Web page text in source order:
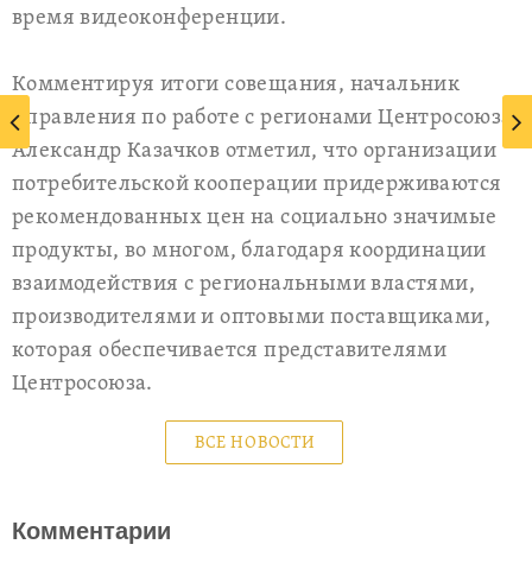
время видеоконференции.
Комментируя итоги совещания, начальник
Управления по работе с регионами Центросоюза
Александр Казачков отметил, что организации
потребительской кооперации придерживаются
рекомендованных цен на социально значимые
продукты, во многом, благодаря координации
взаимодействия с региональными властями,
производителями и оптовыми поставщиками,
которая обеспечивается представителями
Центросоюза.
ВСЕ НОВОСТИ
Комментарии